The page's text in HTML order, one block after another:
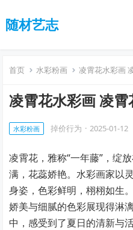
随材艺志
首页 水彩粉画 凌霄花水彩画
凌霄花水彩画 凌
水彩粉画 掉价行为 · 2025-01-12
凌霄花，雅称“一年藤”，绽
满，花蕊娇艳。水彩画家以
身姿，色彩鲜明，栩栩如生
娇美与细腻的色彩展现得淋
中，感受到了夏日的清新与